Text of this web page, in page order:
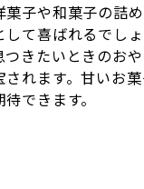
菓子や和菓子の詰
して喜ばれるでし
つきたいときのお
されます。甘いお
できます。